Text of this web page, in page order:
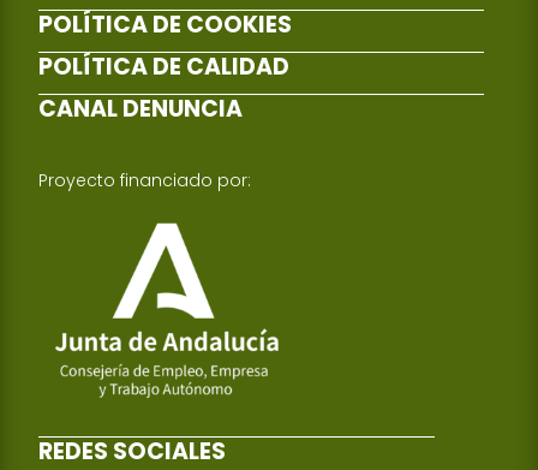
POLÍTICA DE COOKIES
POLÍTICA DE CALIDAD
CANAL DENUNCIA
Proyecto financiado por:
REDES SOCIALES